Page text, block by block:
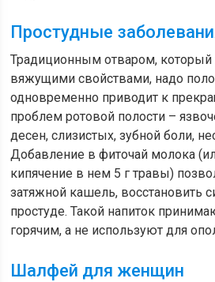
Простудные
Традиционным отваром, который
вяжущими свойствами, надо
одновременно приводит к
проблем ротовой полости –
десен, слизистых, зубной боли,
Добавление в фиточай молока
кипячение в нем 5 г травы)
затяжной кашель, восстановить
простуде. Такой напиток
горячим, а не используют для
Шалфей для женщин